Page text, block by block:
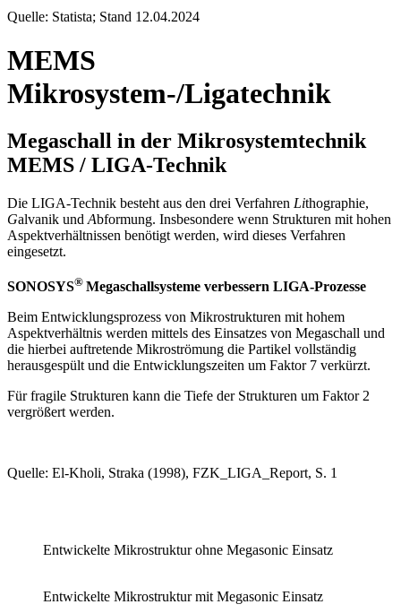
Quelle: Statista; Stand 12.04.2024
MEMS
Mikrosystem-/Ligatechnik
Megaschall in der Mikrosystemtechnik
MEMS / LIGA-Technik
Die LIGA-Technik besteht aus den drei Verfahren Lithographie,
Galvanik und Abformung. Insbesondere wenn Strukturen mit hohen
Aspektverhältnissen benötigt werden, wird dieses Verfahren
eingesetzt.
SONOSYS® Megaschallsysteme verbessern LIGA-Prozesse
Beim Entwicklungsprozess von Mikrostrukturen mit hohem
Aspektverhältnis werden mittels des Einsatzes von Megaschall und
die hierbei auftretende Mikroströmung die Partikel vollständig
herausgespült und die Entwicklungszeiten um Faktor 7 verkürzt.
Für fragile Strukturen kann die Tiefe der Strukturen um Faktor 2
vergrößert werden.
Quelle: El-Kholi, Straka (1998), FZK_LIGA_Report, S. 1
Entwickelte Mikrostruktur ohne Megasonic Einsatz
Entwickelte Mikrostruktur mit Megasonic Einsatz